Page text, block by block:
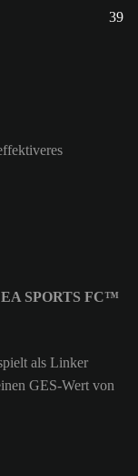
39
EA SPORTS FC™
als Linker
GES-Wert von